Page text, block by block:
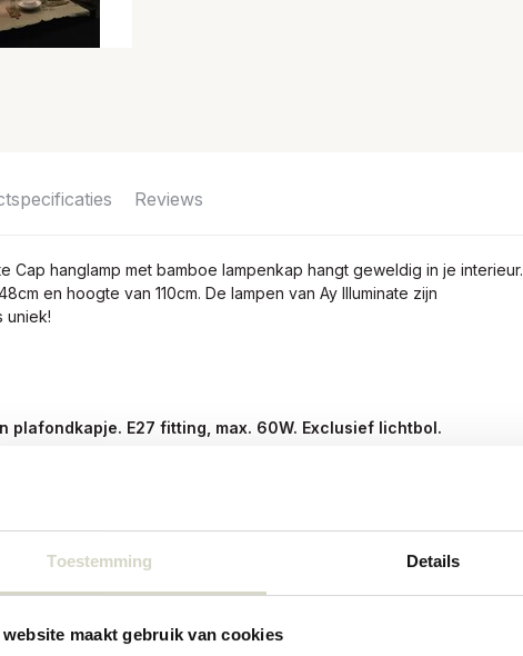
Toestemming Details
website maakt gebruik van cookies
Reviews
Cap hanglamp met bamboe lampenkap hangt geweldig in je interieur.
en hoogte van 110cm. De lampen van Ay Illuminate zijn
uniek!
plafondkapje. E27 fitting, max. 60W. Exclusief lichtbol.
8718421379101